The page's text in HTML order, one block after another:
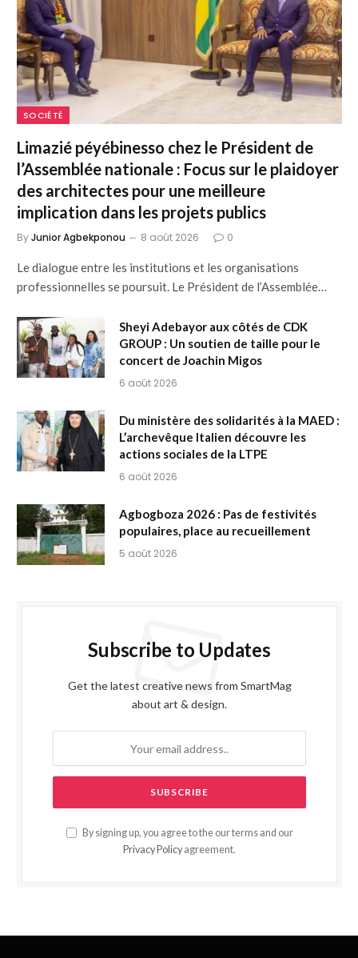
SOCIÉTÉ
Limazié péyébinesso chez le Président de
l’Assemblée nationale : Focus sur le plaidoyer
des architectes pour une meilleure
implication dans les projets publics
ByJunior Agbekponou 8 août 2026 0
Le dialogue entre les institutions et les organisations
professionnelles se poursuit. Le Président de l’Assemblée…
Sheyi Adebayor aux côtés de CDK
GROUP : Un soutien de taille pour le
concert de Joachin Migos
6 août 2026
Du ministère des solidarités à la MAED :
L’archevêque Italien découvre les
actions sociales de la LTPE
6 août 2026
Agbogboza 2026 : Pas de festivités
populaires, place au recueillement
5 août 2026
Subscribe to Updates
Get the latest creative news from SmartMag
about art & design.
By signing up, you agree to the our terms and our
Privacy Policy agreement.